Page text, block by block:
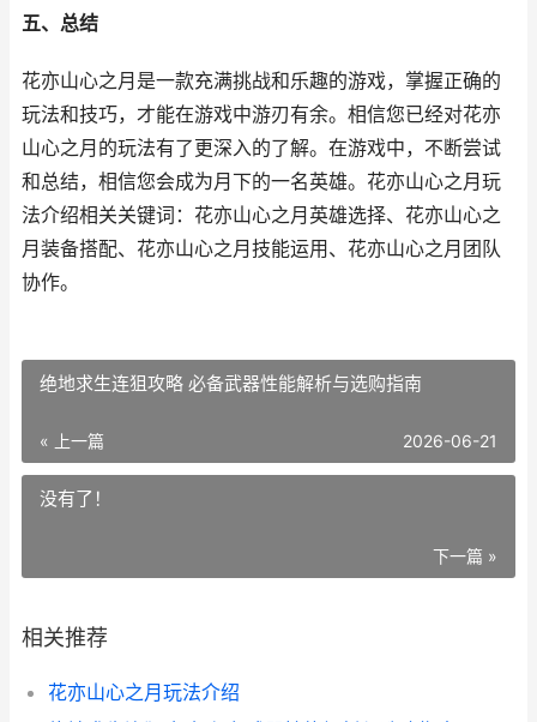
五、总结
花亦山心之月是一款充满挑战和乐趣的游戏，掌握正确的
玩法和技巧，才能在游戏中游刃有余。相信您已经对花亦
山心之月的玩法有了更深入的了解。在游戏中，不断尝试
和总结，相信您会成为月下的一名英雄。花亦山心之月玩
法介绍相关关键词：花亦山心之月英雄选择、花亦山心之
月装备搭配、花亦山心之月技能运用、花亦山心之月团队
协作。
绝地求生连狙攻略 必备武器性能解析与选购指南
« 上一篇 2026-06-21
没有了！
下一篇 »
相关推荐
花亦山心之月玩法介绍